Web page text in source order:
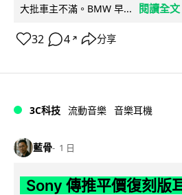
大批車主不滿。BMW 早...
閱讀全文
32 4 ↗ 分享
3C科技 流動音樂 音樂耳機
藍骨 1 日
Sony 傳推平價復刻